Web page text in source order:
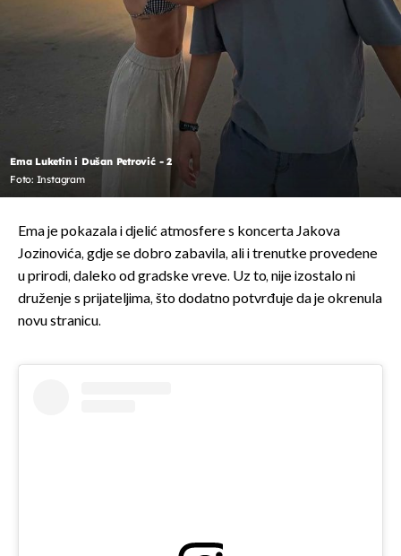
Ema Luketin i Dušan Petrović - 2
Foto: Instagram
Ema je pokazala i djelić atmosfere s koncerta Jakova
Jozinovića, gdje se dobro zabavila, ali i trenutke provedene
u prirodi, daleko od gradske vreve. Uz to, nije izostalo ni
druženje s prijateljima, što dodatno potvrđuje da je okrenula
novu stranicu.